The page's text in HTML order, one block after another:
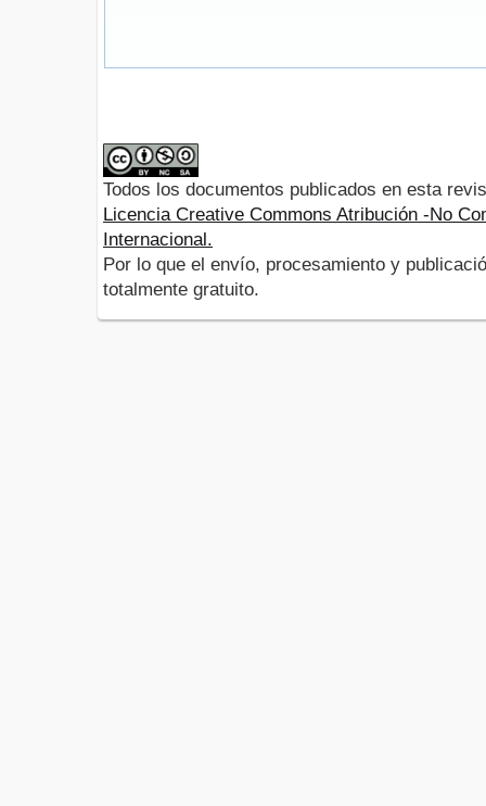
Todos los documentos publicados en esta
Licencia Creative Commons Atribución -No
Internacional.
Por lo que el envío, procesamiento y
totalmente gratuito.